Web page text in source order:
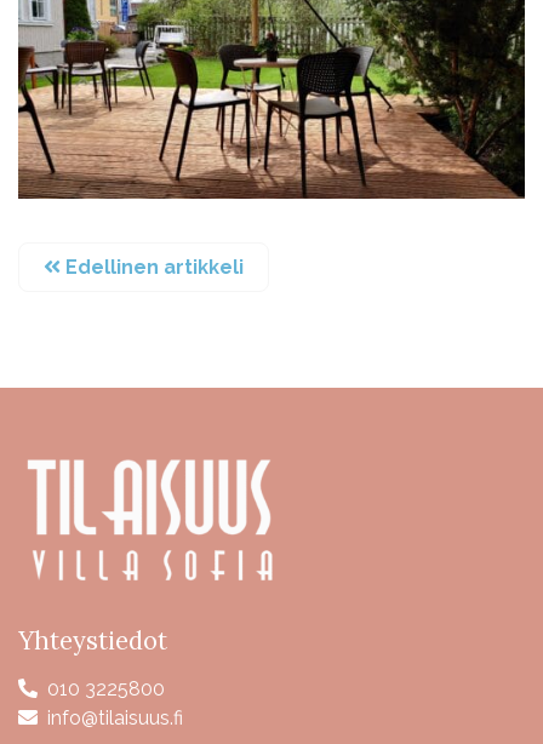
Edellinen artikkeli
Yhteystiedot
010 3225800
info@tilaisuus.fi